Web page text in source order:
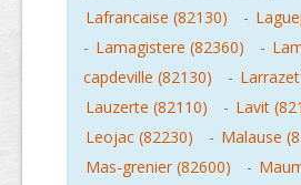
Lafrancaise (82130)
-
- Lamagistere (82360) -
capdeville (82130)
-
Lauzerte (82110)
- Lavit
Leojac (82230)
- Malause
Mas-grenier (82600)
-